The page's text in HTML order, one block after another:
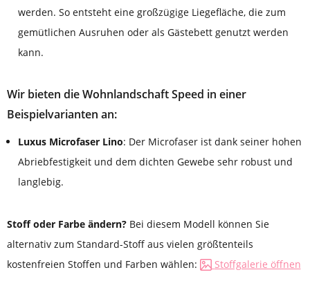
werden. So entsteht eine großzügige Liegefläche, die zum
gemütlichen Ausruhen oder als Gästebett genutzt werden
kann.
Wir bieten die Wohnlandschaft Speed in einer
Beispielvarianten an:
Luxus Microfaser Lino: Der Microfaser ist dank seiner hohen
Abriebfestigkeit und dem dichten Gewebe sehr robust und
langlebig.
Stoff oder Farbe ändern? Bei diesem Modell können Sie
alternativ zum Standard-Stoff aus vielen größtenteils
kostenfreien Stoffen und Farben wählen:
Stoffgalerie öffnen